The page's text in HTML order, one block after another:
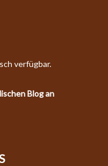
verfügbar.
Blog an